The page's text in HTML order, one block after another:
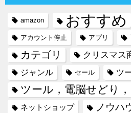
amazon おすすめ
アカウント停止 アプリ
カテゴリ クリスマス
ジャンル セール ツ
ツール，電脳せどり
ネットショップ ノウハ